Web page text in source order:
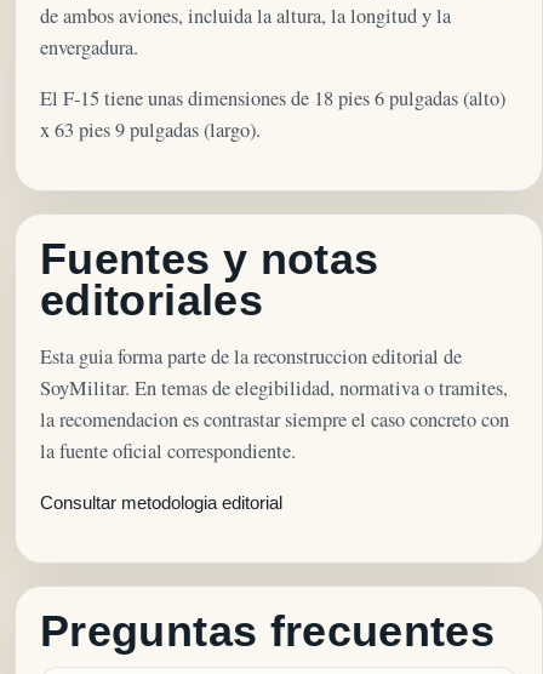
de ambos aviones, incluida la altura, la longitud y la
envergadura.
El F-15 tiene unas dimensiones de 18 pies 6 pulgadas (alto)
x 63 pies 9 pulgadas (largo).
Fuentes y notas
editoriales
Esta guia forma parte de la reconstruccion editorial de
SoyMilitar. En temas de elegibilidad, normativa o tramites,
la recomendacion es contrastar siempre el caso concreto con
la fuente oficial correspondiente.
Consultar metodologia editorial
Preguntas frecuentes